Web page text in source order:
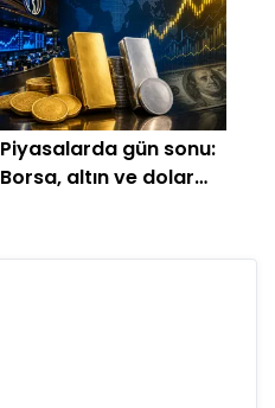
Piyasalarda gün sonu:
Borsa, altın ve dolar